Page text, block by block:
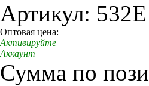
Артикул: 532E
Оптовая цена:
Активируйте
Аккаунт
Сумма по